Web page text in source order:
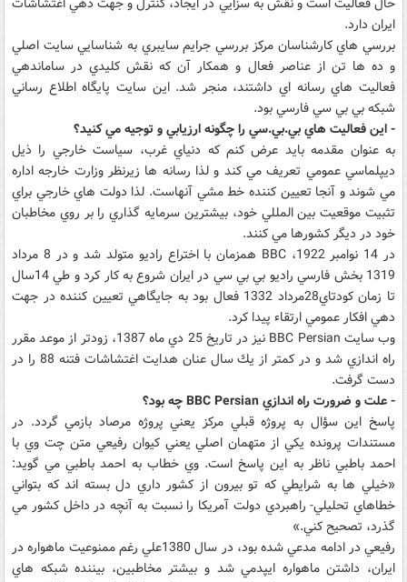
ايران دارد.
بررسي هاي كارشناسان مركز بررسي جرايم سايبري به شناسايي سايت اصلي
و ده ها تن از عناصر فعال و همكار آن كه نقش كليدي در ساماندهي
فعاليت هاي رسانه اي داشتند، منجر شد. اين سايت پايگاه اطلاع رساني
شبكه بي بي سي فارسي بود.
- اين فعاليت هاي بي.بي.سي را چگونه ارزيابي و توجيه مي كنيد؟
به عنوان مقدمه بايد عرض كنم كه دنياي غرب، سياست خارجي را ذيل
ديپلماسي عمومي تعريف مي كند و لذا رسانه ها زيرنظر وزارت خارجه اداره
مي شوند و آنجا تعيين كننده خط مشي آنهاست. لذا دولت هاي خارجي براي
تثبيت موقعيت بين المللي خود، بيشترين سرمايه گذاري را بر روي مخاطبان
خود در ديگر كشورها مي كنند.
در 14 نوامبر 1922، BBC همزمان با اختراع راديو متولد شد و در 8 مرداد
1319 بخش فارسي راديو بي بي سي در ايران شروع به كار كرد و طي 14سال
تا زمان كودتاي28مرداد 1332 فعال بود به جايگاهي تعيين كننده در جهت
دهي افكار عمومي ارتقاء پيدا كرد.
وب سايت BBC Persian نيز در تاريخ 25 دي ماه 1387، زودتر از موعد مقرر
راه اندازي شد و در كمتر از يك سال عنان هدايت اغتشاشات فتنه 88 را در
دست گرفت.
- علت و ضرورت راه اندازي BBC Persian چه بود؟
پاسخ اين سؤال به پروژه قبلي مركز يعني پروژه مرصاد بازمي گردد. در
مستندات پرونده يكي از متهمان اصلي يعني كيوان رفيعي متن چت وي با
احمد باطبي ناظر به اين پاسخ است. وي خطاب به احمد باطبي مي گويد:
«خيلي ها به شرايطي كه تو بيرون از كشور داري دل بسته اند كه بتواني
خطاهاي تحليلي- راهبردي دولت آمريكا را نسبت به آنچه در داخل كشور مي
گذرد، تصحيح كني.»
رفيعي در ادامه مدعي شده بود، در سال 1380علي رغم ممنوعيت ماهواره در
ايران، داشتن ماهواره ايپدمي شد و بيشتر مخاطبين، بيننده شبكه هاي